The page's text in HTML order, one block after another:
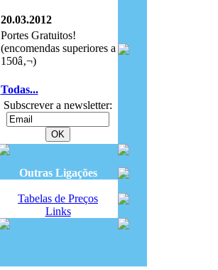
20.03.2012
Portes Gratuitos!
(encomendas superiores a
150â‚¬)
Todas...
Subscrever a newsletter:
Outras Ligações
Tabelas de Preços
Links